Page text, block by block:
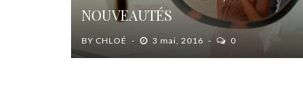
NOUVEAUTÉS
BY CHLOÉ 3 mai, 2016 0